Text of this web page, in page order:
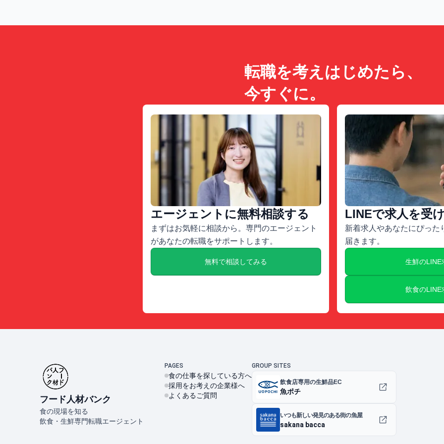
転職を考えはじめたら、
今すぐに。
エージェントに無料相談する
まずはお気軽に相談から。専門のエージェント
があなたの転職をサポートします。
無料で相談してみる
LINEで求人を受
新着求人やあなたにぴった
届きます。
生鮮のLINE
飲食のLINE
フード人材バンク
食の現場を知る
飲食・生鮮専門転職エージェント
PAGES
食の仕事を探している方へ
採用をお考えの企業様へ
よくあるご質問
GROUP SITES
飲食店専用の生鮮品EC
魚ポチ
いつも新しい発見のある街の魚屋
sakana bacca